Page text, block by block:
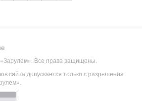
Все права защищены.
сайта допускается только с разрешения